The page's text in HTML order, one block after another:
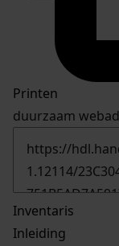
Printen
duurzaam
Inventaris
Inleiding